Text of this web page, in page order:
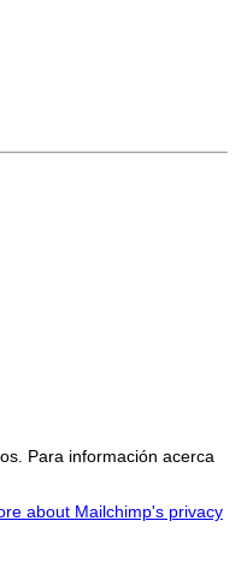
Para información acerca
about Mailchimp's privacy